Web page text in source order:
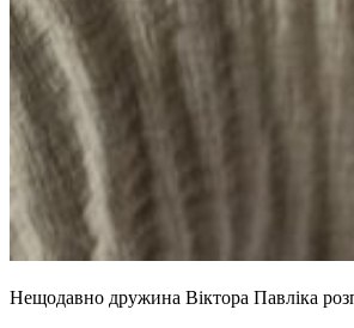
Нещодавно дружина Віктора Павліка